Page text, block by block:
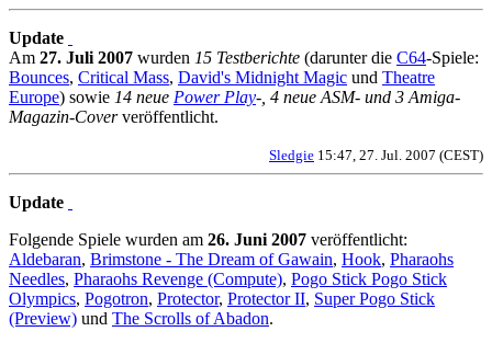
Update
Am 27. Juli 2007 wurden 15 Testberichte (darunter die C64-Spiele:
Bounces, Critical Mass, David's Midnight Magic und Theatre
Europe) sowie 14 neue Power Play-, 4 neue ASM- und 3 Amiga-
Magazin-Coververöffentlicht.
Sledgie 15:47, 27. Jul. 2007 (CEST)
Update
Folgende Spiele wurden am 26. Juni 2007 veröffentlicht:
Aldebaran, Brimstone - The Dream of Gawain, Hook, Pharaohs
Needles, Pharaohs Revenge (Compute), Pogo Stick Pogo Stick
Olympics, Pogotron, Protector, Protector II, Super Pogo Stick
(Preview) und The Scrolls of Abadon.